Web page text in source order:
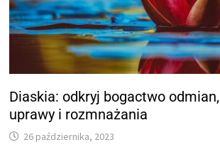
Diaskia: odkryj bogactwo
uprawy i rozmnażania
26 października, 2023